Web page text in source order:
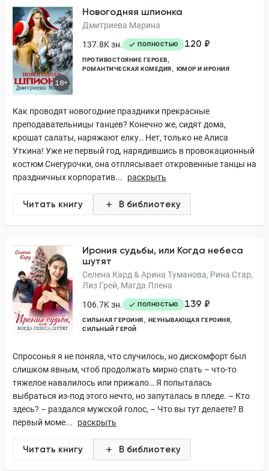
18+
Новогодняя шпионка
Дмитриева Марина
137.8K зн.
ПОЛНОСТЬЮ 120 ₽
ПРОТИВОСТОЯНИЕ ГЕРОЕВ
РОМАНТИЧЕСКАЯ КОМЕДИЯ
ЮМОР И ИРОНИЯ
Как проводят новогодние праздники прекрасные
преподавательницы танцев? Конечно же, сидят дома,
крошат салаты, наряжают елку… Нет, только не Алиса
Уткина! Уже не первый год, нарядившись в провокационный
костюм Снегурочки, она отплясывает откровенные танцы на
праздничных корпоратив...
раскрыть
Читать книгу В библиотеку
Ирония судьбы, или Когда небеса
шутят
Селена Кард & Арина Туманова, Рина Стар,
Лиз Грей, Магда Ллена
106.7K зн.
ПОЛНОСТЬЮ 139 ₽
СИЛЬНАЯ ГЕРОИНЯ
НЕУНЫВАЮЩАЯ ГЕРОИНЯ
СИЛЬНЫЙ ГЕРОЙ
Спросонья я не поняла, что случилось, но дискомфорт был
слишком явным, чтоб продолжать мирно спать – что-то
тяжелое навалилось или прижало… Я попыталась
выбраться из-под этого нечто, но запуталась в пледе. – Кто
здесь? – раздался мужской голос, – Что вы тут делаете? В
первый моме...
раскрыть
Читать книгу В библиотеку